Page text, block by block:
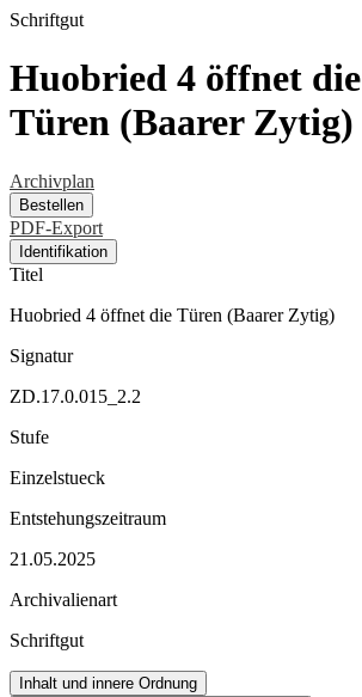
Schriftgut
Huobried 4 öffnet die
Türen (Baarer Zytig)
Archivplan
Bestellen
PDF-Export
Identifikation
Titel
Huobried 4 öffnet die Türen (Baarer Zytig)
Signatur
ZD.17.0.015_2.2
Stufe
Einzelstueck
Entstehungszeitraum
21.05.2025
Archivalienart
Schriftgut
Inhalt und innere Ordnung